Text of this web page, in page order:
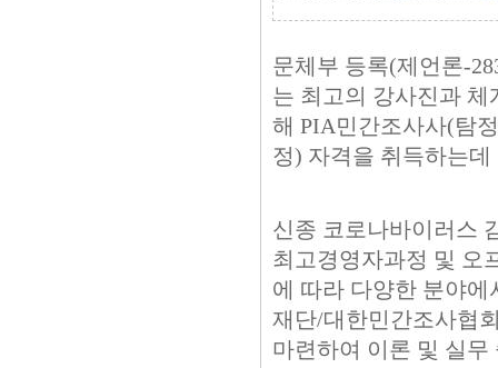
문체부 등록(제언론-
는 최고의 강사진과
해 PIA민간조사사(탐
정) 자격을 취득하는
신종 코로나바이러스
최고경영자과정 및 오
에 따라 다양한 분야
재단/대한민간조사협
마련하여 이론 및 실